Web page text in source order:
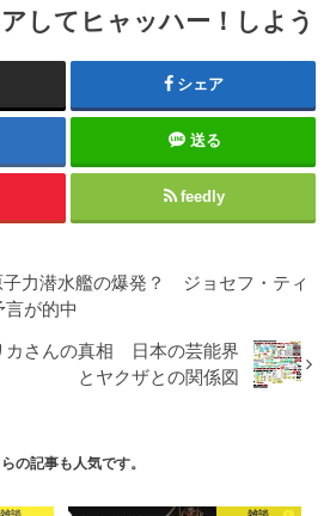
してヒャッハー！しよう
シェア
送る
feedly
子力潜水艦の爆発？ ジョセフ・ティ
言が的中
さんの真相 日本の芸能界
とヤクザとの関係図
の記事も人気です。